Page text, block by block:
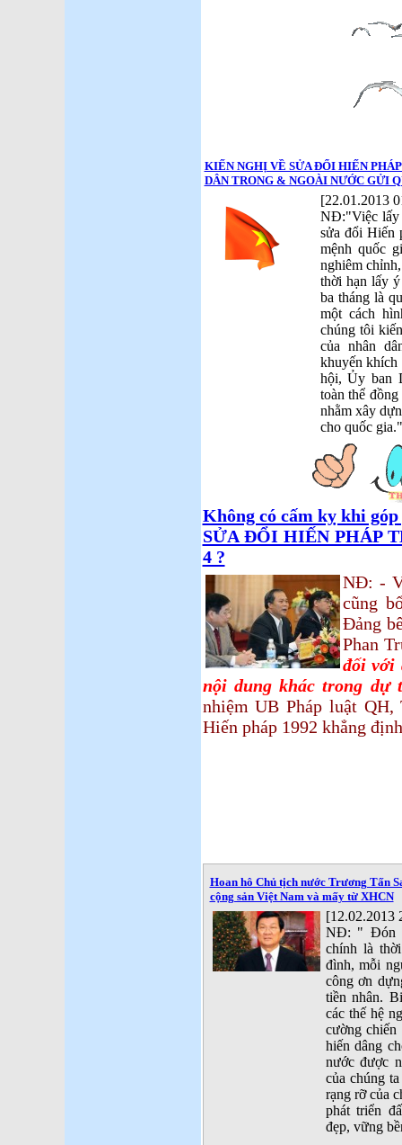
KIẾN NGHỊ VỀ SỬA ĐỔI HIẾN
DÂN TRONG & NGOÀI NƯỚC GỬI
[22.01.2013
NĐ:"Việc lấy
sửa đổi Hiến
mệnh quốc
nghiêm
thời hạn lấy
ba tháng là
một cách
chúng tôi
của nhân
khuyến khích
hội, Ủy ban
toàn thể
nhằm xây
cho quốc
Không có cấm kỵ khi
SỬA ĐỔI HIẾN PHÁP
4 ?
NĐ: -
cũng
Đảng
Phan
đối với
nội dung khác trong dự
nhiệm UB Pháp luật
Hiến pháp 1992 khẳng
Hoan hô Chủ tịch nước Trương Tấn
cộng sản Việt Nam và mấy từ XHCN
[12.02.2013
NĐ: " Đón
chính là
đình, mỗi
công ơn
tiền nhân.
các thế hệ
cường chiến
hiến dâng
nước được
của chúng
rạng rỡ của
phát triển
đẹp, vững